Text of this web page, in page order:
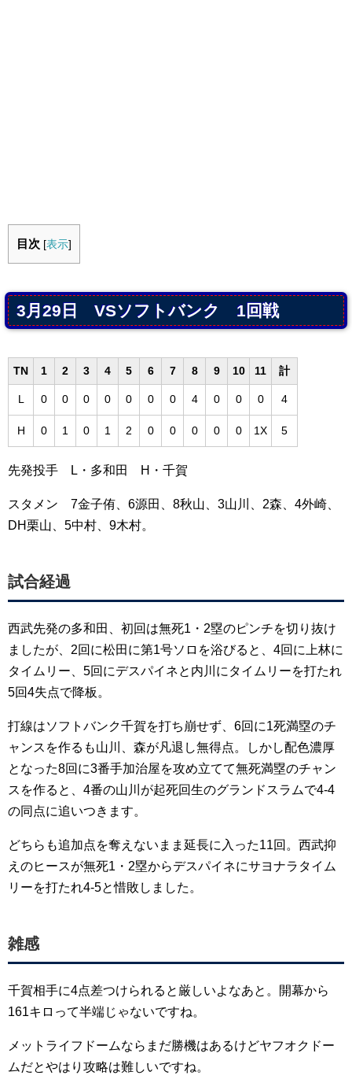
目次 [表示]
3月29日 VSソフトバンク 1回戦
TN 1 2 3 4 5 6 7 8 9 10 11 計
L 0 0 0 0 0 0 0 4 0 0 0 4
H 0 1 0 1 2 0 0 0 0 0 1X 5
先発投手 L・多和田 H・千賀
スタメン 7金子侑、6源田、8秋山、3山川、2森、4外崎、
DH栗山、5中村、9木村。
試合経過
西武先発の多和田、初回は無死1・2塁のピンチを切り抜け
ましたが、2回に松田に第1号ソロを浴びると、4回に上林に
タイムリー、5回にデスパイネと内川にタイムリーを打たれ
5回4失点で降板。
打線はソフトバンク千賀を打ち崩せず、6回に1死満塁のチ
ャンスを作るも山川、森が凡退し無得点。しかし配色濃厚
となった8回に3番手加治屋を攻め立てて無死満塁のチャン
スを作ると、4番の山川が起死回生のグランドスラムで4-4
の同点に追いつきます。
どちらも追加点を奪えないまま延長に入った11回。西武抑
えのヒースが無死1・2塁からデスパイネにサヨナラタイム
リーを打たれ4-5と惜敗しました。
雑感
千賀相手に4点差つけられると厳しいよなあと。開幕から
161キロって半端じゃないですね。
メットライフドームならまだ勝機はあるけどヤフオクドー
ムだとやはり攻略は難しいですね。